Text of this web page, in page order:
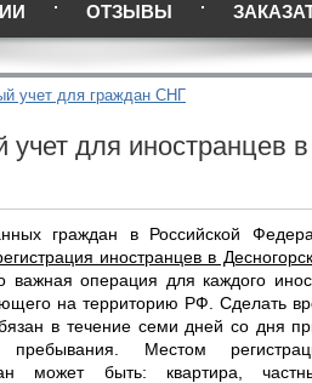
ОТЗЫВЫ
учет для граждан СНГ
для иностранцев в
граждан в Российской
иностранцев в
важная операция для каждого
на территорию РФ. Сделать
в течение семи дней со дня
пребывания. Местом
может быть: квартира,